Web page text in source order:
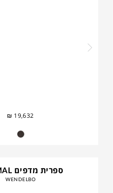
₪ 19,632
ספרית מדפים FORMAL
WENDELBO